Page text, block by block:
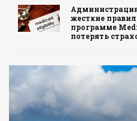
жесткие
программе
потерять